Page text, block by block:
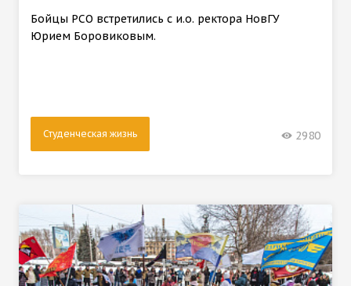
Бойцы РСО встретились с и.о. ректора НовГУ
Юрием Боровиковым.
Студенческая жизнь 2980